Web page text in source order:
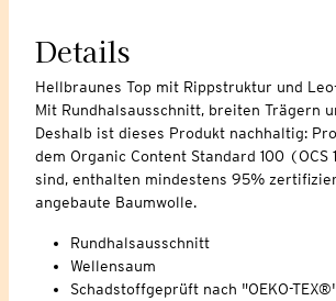
Details
Hellbraunes Top mit Rippstruktur und
Mit Rundhalsausschnitt, breiten Trägern
Deshalb ist dieses Produkt nachhaltig:
dem Organic Content Standard 100
sind, enthalten mindestens 95%
angebaute Baumwolle.
Rundhalsausschnitt
Wellensaum
Schadstoffgeprüft nach "OEKO-